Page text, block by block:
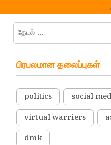
பிரபலமான தலைப்புகள்
politics
social
virtual warriers
dmk